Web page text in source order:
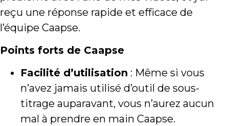
reçu une réponse rapide et efficace de
l’équipe Caapse.
Points forts de Caapse
Facilité d’utilisation : Même si vous
n’avez jamais utilisé d’outil de sous-
titrage auparavant, vous n’aurez aucun
mal à prendre en main Caapse.